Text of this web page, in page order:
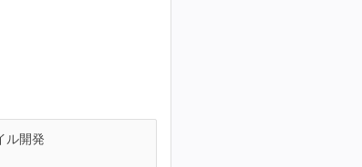
ル開発